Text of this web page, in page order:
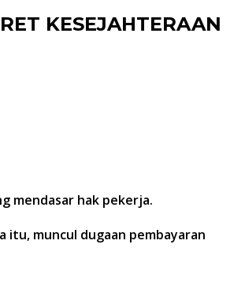
KESEJAHTERAAN
mendasar hak pekerja.
itu, muncul dugaan pembayaran